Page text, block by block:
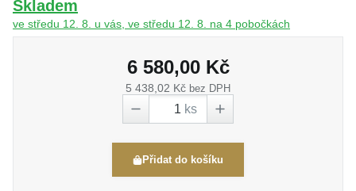
Skladem
ve středu 12. 8. u vás, ve středu 12. 8. na 4 pobočkách
6 580,00 Kč
5 438,02 Kč bez DPH
ks
Přidat do košíku